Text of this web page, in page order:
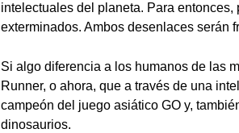
intelectuales del planeta. Para
exterminados. Ambos desenlaces serán
Si algo diferencia a los humanos de las
Runner, o ahora, que a través de una
campeón del juego asiático GO y,
dinosaurios.